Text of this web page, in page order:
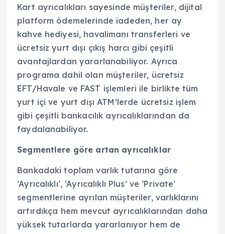
Kart ayrıcalıkları sayesinde müşteriler, dijital
platform ödemelerinde iadeden, her ay
kahve hediyesi, havalimanı transferleri ve
ücretsiz yurt dışı çıkış harcı gibi çeşitli
avantajlardan yararlanabiliyor. Ayrıca
programa dahil olan müşteriler, ücretsiz
EFT/Havale ve FAST işlemleri ile birlikte tüm
yurt içi ve yurt dışı ATM’lerde ücretsiz işlem
gibi çeşitli bankacılık ayrıcalıklarından da
faydalanabiliyor.
Segmentlere göre artan ayrıcalıklar
Bankadaki toplam varlık tutarına göre
‘Ayrıcalıklı’, ‘Ayrıcalıklı Plus’ ve ‘Private’
segmentlerine ayrılan müşteriler, varlıklarını
artırdıkça hem mevcut ayrıcalıklarından daha
yüksek tutarlarda yararlanıyor hem de